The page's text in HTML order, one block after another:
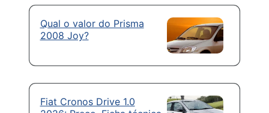
Qual o valor do Prisma
2008 Joy?
Fiat Cronos Drive 1.0